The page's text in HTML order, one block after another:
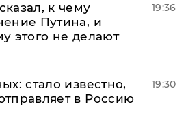
к чему
Путина, и
этого не делают
19:36
стало известно,
в Россию
19:30